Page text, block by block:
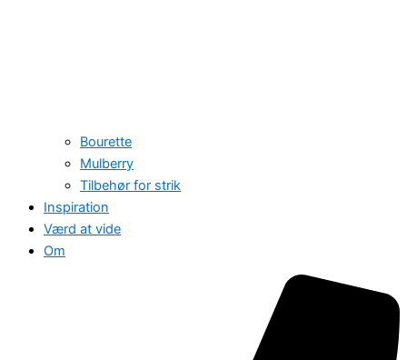
Bourette
Mulberry
Tilbehør for strik
Inspiration
Værd at vide
Om